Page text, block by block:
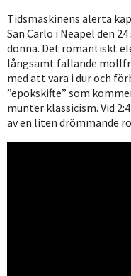
Tidsmaskinens alerta
San Carlo i Neapel den
donna. Det romantiskt
långsamt fallande
med att vara i dur och
”epokskifte” som
munter klassicism. Vid
av en liten drömmande